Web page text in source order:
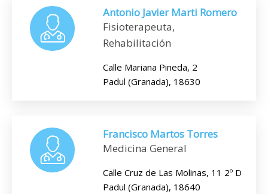
Antonio Javier Marti Romero
Fisioterapeuta,
Rehabilitación
Calle Mariana Pineda, 2
Padul (Granada), 18630
Francisco Martos Torres
Medicina General
Calle Cruz de Las Molinas, 11 2º D
Padul (Granada), 18640